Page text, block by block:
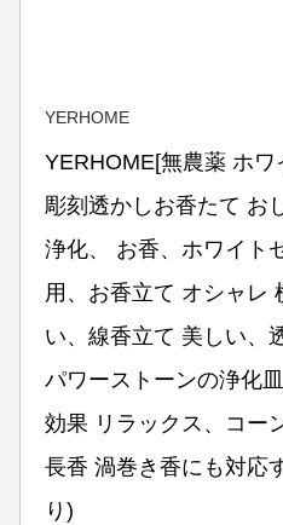
YERHOME
YERHOME[無農薬 ホ
彫刻透かしお香たて お
浄化、 お香、ホワイト
用、お香立て オシャレ
い、線香立て 美しい、
パワーストーンの浄化
効果 リラックス、コー
長香 渦巻き香にも対応
り)